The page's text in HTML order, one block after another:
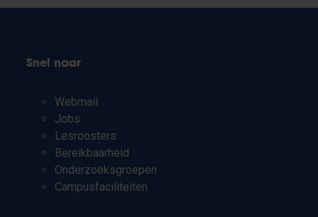
Snel naar
Webmail
Jobs
Lesroosters
Bereikbaarheid
Onderzoeksgroepen
Campusfaciliteiten